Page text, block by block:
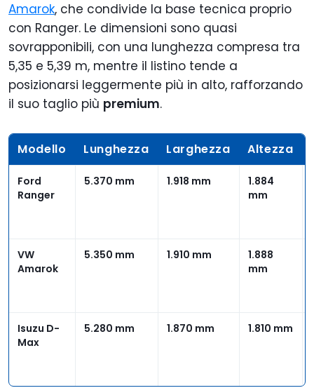
Amarok, che condivide la base tecnica proprio
con Ranger. Le dimensioni sono quasi
sovrapponibili, con una lunghezza compresa tra
5,35 e 5,39 m, mentre il listino tende a
posizionarsi leggermente più in alto, rafforzando
il suo taglio più premium.
Modello Lunghezza Larghezza Altezza
Ford
Ranger
5.370 mm 1.918 mm
1.884
mm
VW
Amarok
5.350 mm 1.910 mm
1.888
mm
Isuzu D-
Max
5.280 mm 1.870 mm 1.810 mm